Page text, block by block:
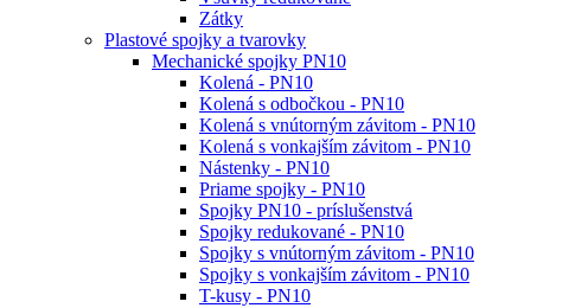
Zátky
Plastové spojky a tvarovky
Mechanické spojky PN10
Kolená - PN10
Kolená s odbočkou - PN10
Kolená s vnútorným závitom - PN10
Kolená s vonkajším závitom - PN10
Nástenky - PN10
Priame spojky - PN10
Spojky PN10 - príslušenstvá
Spojky redukované - PN10
Spojky s vnútorným závitom - PN10
Spojky s vonkajším závitom - PN10
T-kusy - PN10